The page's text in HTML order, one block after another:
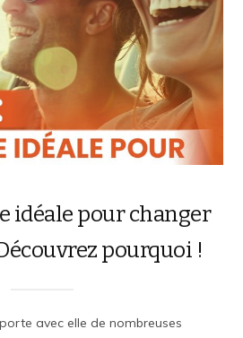
idéale pour changer
pourquoi !
avec elle de nombreuses